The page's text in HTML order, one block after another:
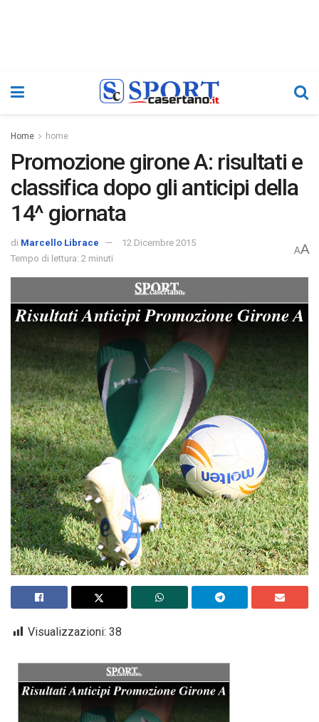
Home home
Promozione girone A: risultati e
classifica dopo gli anticipi della
14^ giornata
di Marcello Librace
12 Dicembre 2015
Tempo di lettura: 2 minuti
AA
Visualizzazioni: 38